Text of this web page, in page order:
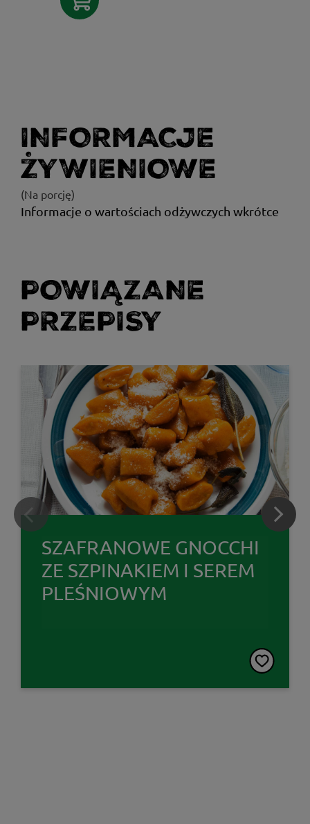
INFORMACJE
ŻYWIENIOWE
(Na porcję)
Informacje o wartościach odżywczych wkrótce
POWIĄZANE
PRZEPISY
SZAFRANOWE GNOCCHI
ZE SZPINAKIEM I SEREM
PLEŚNIOWYM